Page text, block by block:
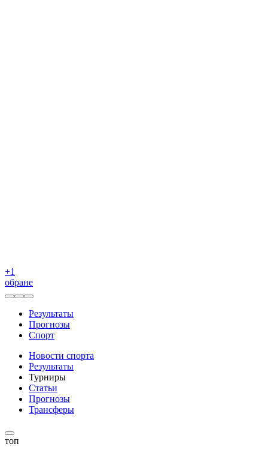
+1
обране
Результаты
Прогнозы
Спорт
Новости спорта
Результаты
Турниры
Статьи
Прогнозы
Трансферы
топ